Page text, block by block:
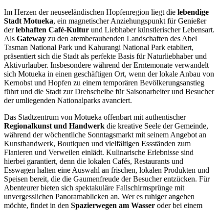
Im Herzen der neuseeländischen Hopfenregion liegt die lebendige
Stadt Motueka, ein magnetischer Anziehungspunkt für Genießer
derlebhaften Café-Kultur und Liebhaber künstlerischer Lebensart.
Als Gateway zu den atemberaubenden Landschaften des Abel
Tasman National Park und Kahurangi National Park etabliert,
präsentiert sich die Stadt als perfekte Basis für Naturliebhaber und
Aktivurlauber. Insbesondere während der Erntemonate verwandelt
sich Motueka in einen geschäftigen Ort, wenn der lokale Anbau von
Kernobst und Hopfen zu einem temporären Bevölkerungsanstieg
führt und die Stadt zur Drehscheibe für Saisonarbeiter und Besucher
der umliegenden Nationalparks avanciert.
Das Stadtzentrum von Motueka offenbart mit authentischer
Regionalkunst und Handwerk die kreative Seele der Gemeinde,
während der wöchentliche Sonntagsmarkt mit seinem Angebot an
Kunsthandwerk, Boutiquen und vielfältigen Essständen zum
Flanieren und Verweilen einlädt. Kulinarische Erlebnisse sind
hierbei garantiert, denn die lokalen Cafés, Restaurants und
Esswagen halten eine Auswahl an frischen, lokalen Produkten und
Speisen bereit, die die Gaumenfreude der Besucher entzücken. Für
Abenteurer bieten sich spektakuläre Fallschirmsprünge mit
unvergesslichen Panoramablicken an. Wer es ruhiger angehen
möchte, findet in den Spazierwegen am Wasser oder bei einem